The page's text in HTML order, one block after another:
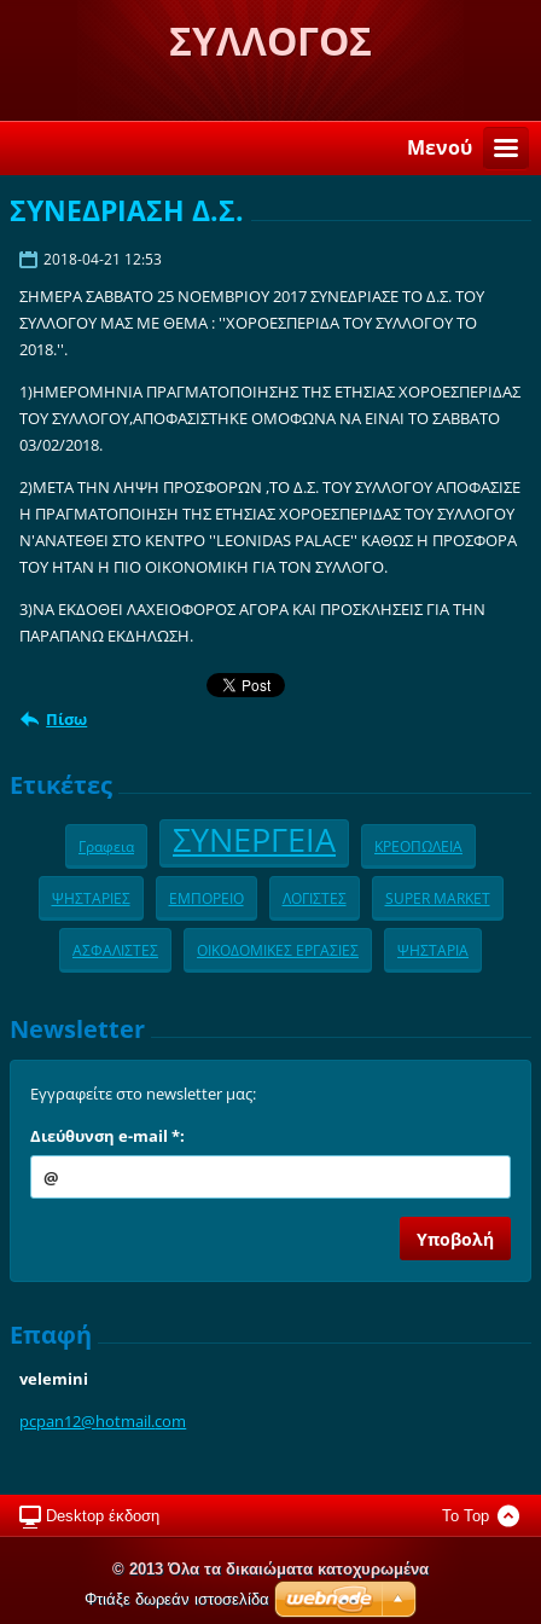
ΣΥΛΛΟΓΟΣ
ΛΟΓΚΑΝΙΚΙΩΤΩΝ ΣΤΗ
ΣΠΑΡΤΗ "Η ΒΕΛΕΜΙΝΗ"
Μενού
ΣΥΝΕΔΡΙΑΣΗ Δ.Σ.
2018-04-21 12:53
ΣΗΜΕΡΑ ΣΑΒΒΑΤΟ 25 ΝΟΕΜΒΡΙΟΥ 2017 ΣΥΝΕΔΡΙΑΣΕ ΤΟ Δ.Σ. ΤΟΥ
ΣΥΛΛΟΓΟΥ ΜΑΣ ΜΕ ΘΕΜΑ : ''ΧΟΡΟΕΣΠΕΡΙΔΑ ΤΟΥ ΣΥΛΛΟΓΟΥ ΤΟ
2018.''.
1)ΗΜΕΡΟΜΗΝΙΑ ΠΡΑΓΜΑΤΟΠΟΙΗΣΗΣ ΤΗΣ ΕΤΗΣΙΑΣ ΧΟΡΟΕΣΠΕΡΙΔΑΣ
ΤΟΥ ΣΥΛΛΟΓΟΥ,ΑΠΟΦΑΣΙΣΤΗΚΕ ΟΜΟΦΩΝΑ ΝΑ ΕΙΝΑΙ ΤΟ ΣΑΒΒΑΤΟ
03/02/2018.
2)ΜΕΤΑ ΤΗΝ ΛΗΨΗ ΠΡΟΣΦΟΡΩΝ ,ΤΟ Δ.Σ. ΤΟΥ ΣΥΛΛΟΓΟΥ ΑΠΟΦΑΣΙΣΕ
Η ΠΡΑΓΜΑΤΟΠΟΙΗΣΗ ΤΗΣ ΕΤΗΣΙΑΣ ΧΟΡΟΕΣΠΕΡΙΔΑΣ ΤΟΥ ΣΥΛΛΟΓΟΥ
Ν'ΑΝΑΤΕΘΕΙ ΣΤΟ ΚΕΝΤΡΟ ''LEONIDAS PALACE'' ΚΑΘΩΣ Η ΠΡΟΣΦΟΡΑ
ΤΟΥ ΗΤΑΝ Η ΠΙΟ ΟΙΚΟΝΟΜΙΚΗ ΓΙΑ ΤΟΝ ΣΥΛΛΟΓΟ.
3)ΝΑ ΕΚΔΟΘΕΙ ΛΑΧΕΙΟΦΟΡΟΣ ΑΓΟΡΑ ΚΑΙ ΠΡΟΣΚΛΗΣΕΙΣ ΓΙΑ ΤΗΝ
ΠΑΡΑΠΑΝΩ ΕΚΔΗΛΩΣΗ.
Πίσω
Ετικέτες
Γραφεια ΣΥΝΕΡΓΕΙΑ ΚΡΕΟΠΩΛΕΙΑ
ΨΗΣΤΑΡΙΕΣ ΕΜΠΟΡΕΙΟ ΛΟΓΙΣΤΕΣ SUPER MARKET
ΑΣΦΑΛΙΣΤΕΣ ΟΙΚΟΔΟΜΙΚΕΣ ΕΡΓΑΣΙΕΣ ΨΗΣΤΑΡΙΑ
Newsletter
Εγγραφείτε στο newsletter μας:
Διεύθυνση e-mail *:
Επαφή
velemini
pcpan12@hotmail.com
Desktop έκδοση To Top
© 2013 Όλα τα δικαιώματα κατοχυρωμένα
Φτιάξε δωρεάν ιστοσελίδα